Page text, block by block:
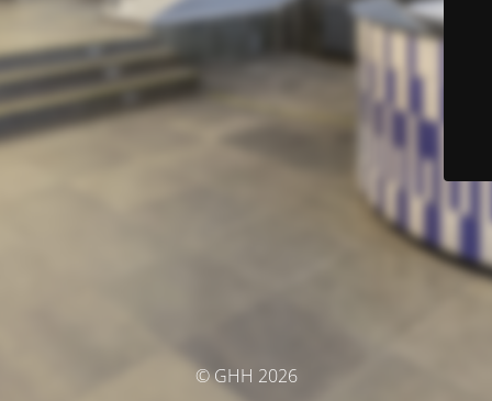
© GHH 2026